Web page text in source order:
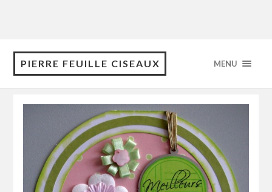
PIERRE FEUILLE CISEAUX MENU
novembre 2010